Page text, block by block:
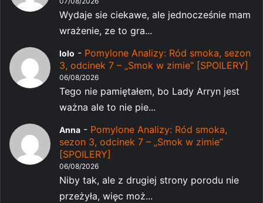
Wydaje sie ciekawe, ale jednocześnie mam
wrażenie, ze to gra...
lolo - Pomylone Analizy: Ród smoka, sezon
3, odcinek 7 – „Smok w zimie” [SPOILERY]
06/08/2026
Tego nie pamiętałem, bo Lady Arryn jest
ważna ale to nie pie...
Anna - Pomylone Analizy: Ród smoka,
sezon 3, odcinek 7 – „Smok w zimie”
[SPOILERY]
06/08/2026
Niby tak, ale z drugiej strony porodu nie
przeżyła, więc moż...